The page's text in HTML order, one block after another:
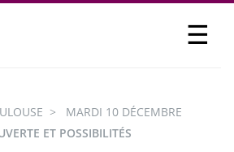
☰
PARTICIPERMARDI 10 DÉCEMBRE
ET POSSIBILITÉS